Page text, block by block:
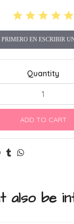
PRIMERO EN ESCRIBIR
Quantity
also be